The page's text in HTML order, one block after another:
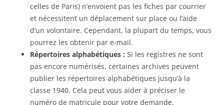
celles de Paris) n’envoient pas les fiches par courrier
et nécessitent un déplacement sur place ou l’aide
d’un volontaire. Cependant, la plupart du temps, vous
pourrez les obtenir par e-mail.
Répertoires alphabétiques : Si les registres ne sont
pas encore numérisés, certaines archives peuvent
publier les répertoires alphabétiques jusqu’à la
classe 1940. Cela peut vous aider à préciser le
numéro de matricule pour votre demande.